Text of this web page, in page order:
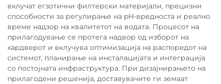
вклучат егзотични филтерски материјали, прецизни
способности за регулирање на pH-вредноста и реално
време надзор на квалитетот на водата. Процесот на
прилагодување се протега надвор од изборот на
хардверот и вклучува оптимизација на распоредот на
системот, планирање на инсталацијата и интеграција
со постојната инфраструктура. При дизајнирањето на
прилагодени решенија, доставувачите ги земаат